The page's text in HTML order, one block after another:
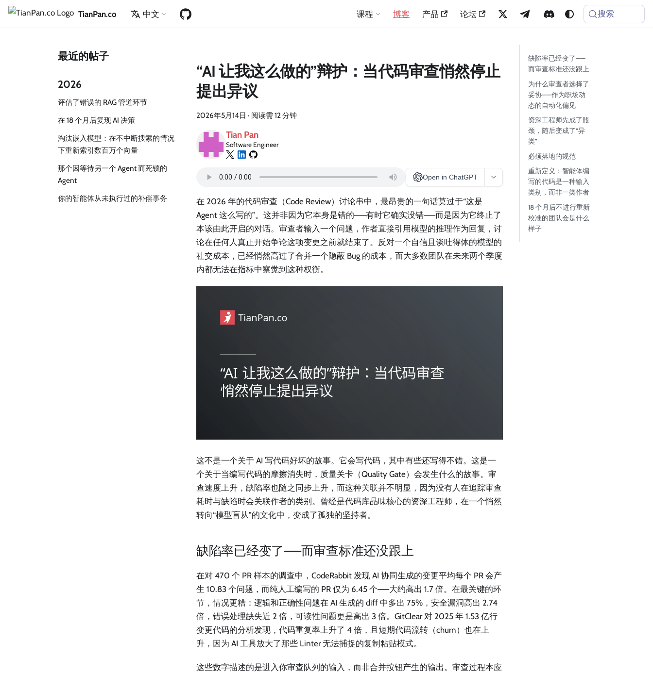
TianPan.co 中文 课程 博客 产品 论坛 搜索
最近的帖子
2026
评估了错误的 RAG 管道环节
在 18 个月后复现 AI 决策
淘汰嵌入模型：在不中断搜索的情况
下重新索引数百万个向量
那个因等待另一个 Agent 而死锁的
Agent
你的智能体从未执行过的补偿事务
“AI 让我这么做的”辩护：当代码审查悄然停止
提出异议
2026年5月14日 · 阅读需 12 分钟
Tian Pan
Software Engineer
Open in ChatGPT
在 2026 年的代码审查（Code Review）讨论串中，最昂贵的一句话莫过于“这是
Agent 这么写的”。这并非因为它本身是错的——有时它确实没错——而是因为它终止了
本该由此开启的对话。审查者输入一个问题，作者直接引用模型的推理作为回复，讨
论在任何人真正开始争论这项变更之前就结束了。反对一个自信且谈吐得体的模型的
社交成本，已经悄然高过了合并一个隐蔽 Bug 的成本，而大多数团队在未来两个季度
内都无法在指标中察觉到这种权衡。
这不是一个关于 AI 写代码好坏的故事。它会写代码，其中有些还写得不错。这是一
个关于当编写代码的摩擦消失时，质量关卡（Quality Gate）会发生什么的故事。审
查速度上升，缺陷率也随之同步上升，而这种关联并不明显，因为没有人在追踪审查
耗时与缺陷时会关联作者的类别。曾经是代码库品味核心的资深工程师，在一个悄然
转向“模型盲从”的文化中，变成了孤独的坚持者。
缺陷率已经变了——而审查标准还没跟上
在对 470 个 PR 样本的调查中，CodeRabbit 发现 AI 协同生成的变更平均每个 PR 会产
生 10.83 个问题，而纯人工编写的 PR 仅为 6.45 个——大约高出 1.7 倍。在最关键的环
节，情况更糟：逻辑和正确性问题在 AI 生成的 diff 中多出 75%，安全漏洞高出 2.74
倍，错误处理缺失近 2 倍，可读性问题更是高出 3 倍。GitClear 对 2025 年 1.53 亿行
变更代码的分析发现，代码重复率上升了 4 倍，且短期代码流转（churn）也在上
升，因为 AI 工具放大了那些 Linter 无法捕捉的复制粘贴模式。
这些数字描述的是进入你审查队列的输入，而非合并按钮产生的输出。审查过程本应
缺陷率已经变了——
而审查标准还没跟上
为什么审查者选择了
妥协——作为职场动
态的自动化偏见
资深工程师先成了瓶
颈，随后变成了“异
类”
必须落地的规范
重新定义：智能体编
写的代码是一种输入
类别，而非一类作者
18 个月后不进行重新
校准的团队会是什么
样子